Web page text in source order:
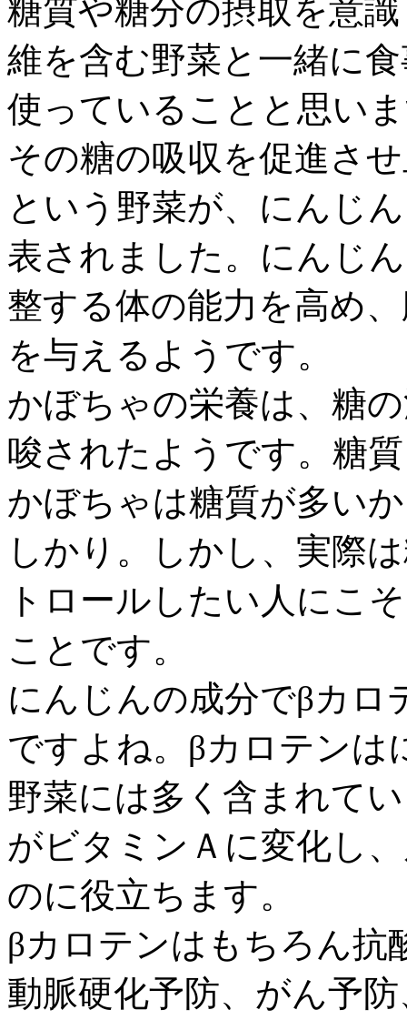
糖質や糖分の摂取を意
維を含む野菜と一緒に
使っていることと思い
その糖の吸収を促進さ
という野菜が、にんじ
表されました。にんじ
整する体の能力を高め
を与えるようです。
かぼちゃの栄養は、糖
唆されたようです。糖
かぼちゃは糖質が多い
しかり。しかし、実際
トロールしたい人にこ
ことです。
にんじんの成分でβカロ
ですよね。βカロテンは
野菜には多く含まれて
がビタミンＡに変化し
のに役立ちます。
βカロテンはもちろん抗
動脈硬化予防、がん予